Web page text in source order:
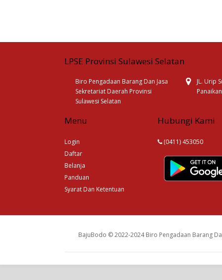
LPSE Provinsi Sulawesi Selatan
Biro Pengadaan Barang Dan Jasa
Sekretariat Daerah Provinsi
Sulawesi Selatan
JL. Urip
Menu
Login
Daftar
Belanja
Panduan
Syarat Dan Ketentuan
Hubungi Kami
(0411) 453050
BajuBodo © 2022-2024 Biro Pengadaan Barang